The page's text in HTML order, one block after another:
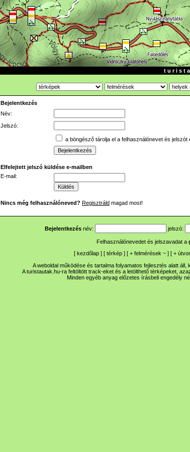
t u r i s t
Bejelentkezés
Név:
Jelszó:
a böngésző tárolja el a felhasználónevet és jelszót
Elfelejtett jelszó küldése e-mailben
E-mail:
Nincs még felhasználóneved? Regisztráld magad most!
Bejelentkezés név: jelszó:
Felhasználónevedet és jelszavadat a
[ kezdőlap ] [ térkép ] [ + felmérések ~ ] [ +
A weboldal működése és tartalma folyamatos fejlesztés alatt
A turistautak.hu-ra feltöltött track-eket és a letölthető térképeket,
Minden egyéb anyag előzetes írásbeli engedély